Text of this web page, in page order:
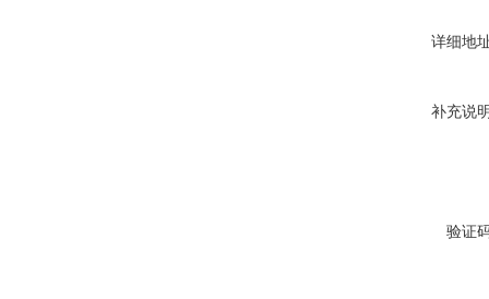
详细地
补充说
验证